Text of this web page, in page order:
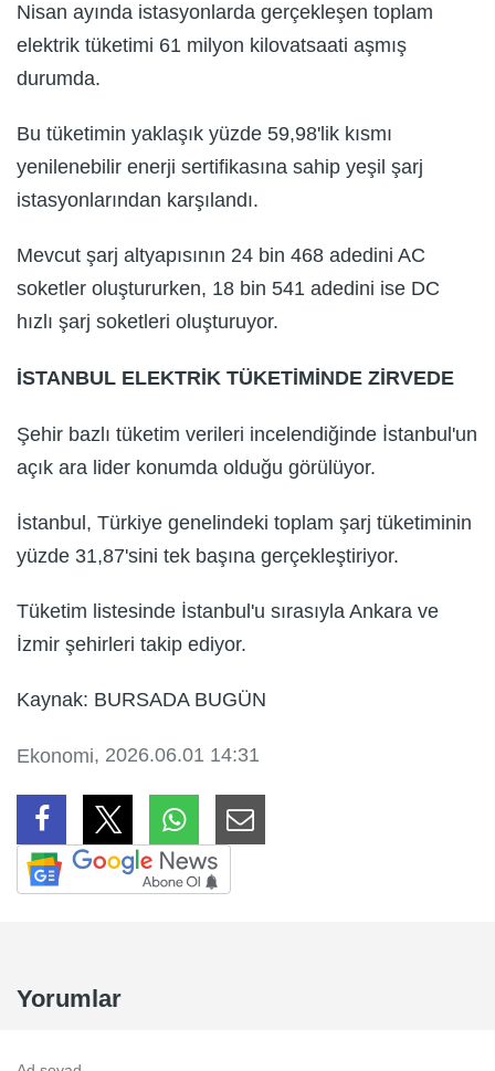
Nisan ayında istasyonlarda gerçekleşen toplam
elektrik tüketimi 61 milyon kilovatsaati aşmış
durumda.
Bu tüketimin yaklaşık yüzde 59,98'lik kısmı
yenilenebilir enerji sertifikasına sahip yeşil şarj
istasyonlarından karşılandı.
Mevcut şarj altyapısının 24 bin 468 adedini AC
soketler oluştururken, 18 bin 541 adedini ise DC
hızlı şarj soketleri oluşturuyor.
İSTANBUL ELEKTRİK TÜKETİMİNDE ZİRVEDE
Şehir bazlı tüketim verileri incelendiğinde İstanbul'un
açık ara lider konumda olduğu görülüyor.
İstanbul, Türkiye genelindeki toplam şarj tüketiminin
yüzde 31,87'sini tek başına gerçekleştiriyor.
Tüketim listesinde İstanbul'u sırasıyla Ankara ve
İzmir şehirleri takip ediyor.
Kaynak: BURSADA BUGÜN
Ekonomi, 2026.06.01 14:31
Yorumlar